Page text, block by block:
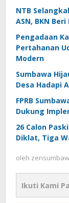
NTB
ASN, BKN
Pengadaan
Pertahanan
Modern
Sumbawa
Desa Hadapi
FPRB
Dukung
26 Calon
Diklat, Tiga
oleh
Ikuti Kami